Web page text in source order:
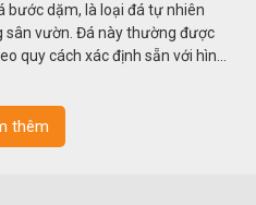
dặm, là loại đá tự nhiên
vườn. Đá này thường được
cách xác định sẵn với hình
khác nhau.
thêm